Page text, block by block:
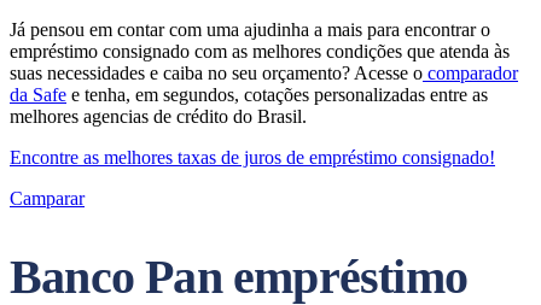
Já pensou em contar com uma ajudinha a mais para encontrar o
empréstimo consignado com as melhores condições que atenda às
suas necessidades e caiba no seu orçamento? Acesse o comparador
da Safe e tenha, em segundos, cotações personalizadas entre as
melhores agencias de crédito do Brasil.
Encontre as melhores taxas de juros de empréstimo consignado!
Camparar
Banco Pan empréstimo